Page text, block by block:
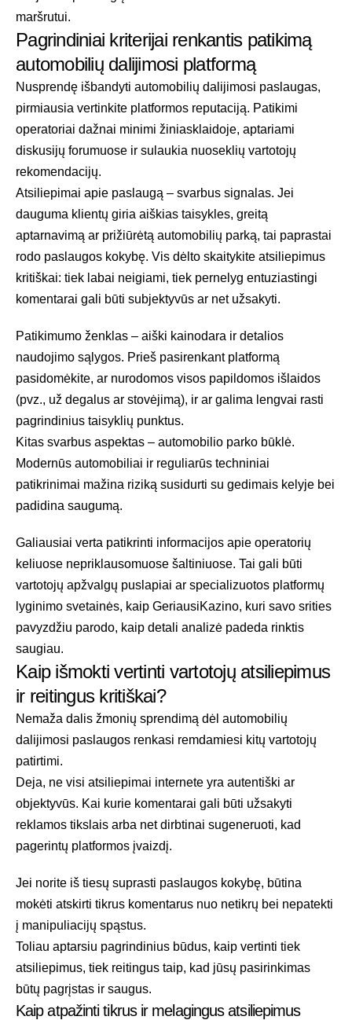
maršrutui.
Pagrindiniai kriterijai renkantis patikimą
automobilių dalijimosi platformą
Nusprendę išbandyti automobilių dalijimosi paslaugas,
pirmiausia vertinkite platformos reputaciją. Patikimi
operatoriai dažnai minimi žiniasklaidoje, aptariami
diskusijų forumuose ir sulaukia nuoseklių vartotojų
rekomendacijų.
Atsiliepimai apie paslaugą – svarbus signalas. Jei
dauguma klientų giria aiškias taisykles, greitą
aptarnavimą ar prižiūrėtą automobilių parką, tai paprastai
rodo paslaugos kokybę. Vis dėlto skaitykite atsiliepimus
kritiškai: tiek labai neigiami, tiek pernelyg entuziastingi
komentarai gali būti subjektyvūs ar net užsakyti.
Patikimumo ženklas – aiški kainodara ir detalios
naudojimo sąlygos. Prieš pasirenkant platformą
pasidomėkite, ar nurodomos visos papildomos išlaidos
(pvz., už degalus ar stovėjimą), ir ar galima lengvai rasti
pagrindinius taisyklių punktus.
Kitas svarbus aspektas – automobilio parko būklė.
Modernūs automobiliai ir reguliarūs techniniai
patikrinimai mažina riziką susidurti su gedimais kelyje bei
padidina saugumą.
Galiausiai verta patikrinti informacijos apie operatorių
keliuose nepriklausomuose šaltiniuose. Tai gali būti
vartotojų apžvalgų puslapiai ar specializuotos platformų
lyginimo svetainės, kaip GeriausiKazino, kuri savo srities
pavyzdžiu parodo, kaip detali analizė padeda rinktis
saugiau.
Kaip išmokti vertinti vartotojų atsiliepimus
ir reitingus kritiškai?
Nemaža dalis žmonių sprendimą dėl automobilių
dalijimosi paslaugos renkasi remdamiesi kitų vartotojų
patirtimi.
Deja, ne visi atsiliepimai internete yra autentiški ar
objektyvūs. Kai kurie komentarai gali būti užsakyti
reklamos tikslais arba net dirbtinai sugeneruoti, kad
pagerintų platformos įvaizdį.
Jei norite iš tiesų suprasti paslaugos kokybę, būtina
mokėti atskirti tikrus komentarus nuo netikrų bei nepatekti
į manipuliacijų spąstus.
Toliau aptarsiu pagrindinius būdus, kaip vertinti tiek
atsiliepimus, tiek reitingus taip, kad jūsų pasirinkimas
būtų pagrįstas ir saugus.
Kaip atpažinti tikrus ir melagingus atsiliepimus